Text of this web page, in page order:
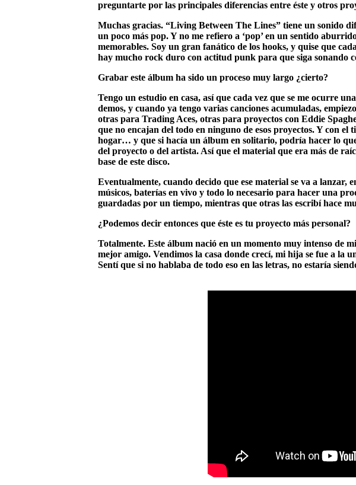
preguntarte por las principales diferencias entre éste y otros
Muchas gracias. “Living Between The Lines” tiene un sonido
un poco más pop. Y no me refiero a ‘pop’ en un sentido
memorables. Soy un gran fanático de los hooks, y quise que
hay mucho rock duro con actitud punk para que siga sonando
Grabar este álbum ha sido un proceso muy largo ¿cierto?
Tengo un estudio en casa, así que cada vez que se me ocurre
demos, y cuando ya tengo varias canciones acumuladas,
otras para Trading Aces, otras para proyectos con Eddie
que no encajan del todo en ninguno de esos proyectos. Y con el
hogar… y que si hacía un álbum en solitario, podría hacer lo
del proyecto o del artista. Así que el material que era más de
base de este disco.
Eventualmente, cuando decido que ese material se va a lanzar,
músicos, baterías en vivo y todo lo necesario para hacer una
guardadas por un tiempo, mientras que otras las escribí hace
¿Podemos decir entonces que éste es tu proyecto más personal?
Totalmente. Este álbum nació en un momento muy intenso de
mejor amigo. Vendimos la casa donde crecí, mi hija se fue a la
Sentí que si no hablaba de todo eso en las letras, no estaría